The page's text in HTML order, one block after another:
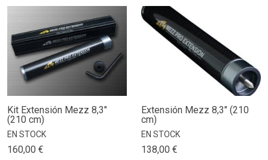
Kit Extensión Mezz 8,3"
(210 cm)
EN STOCK
160,00 €
Extensión Mezz 8,3" (210
cm)
EN STOCK
138,00 €